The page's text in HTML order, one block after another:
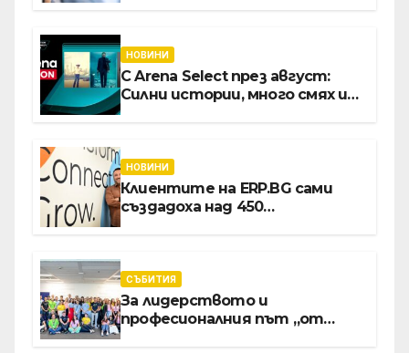
НОВИНИ
С Arena Select през август:
Силни истории, много смях и
НОВИНИ
Клиентите на ERP.BG сами
създадоха над 450
интелект
СЪБИТИЯ
За лидерството и
професионалния път „от